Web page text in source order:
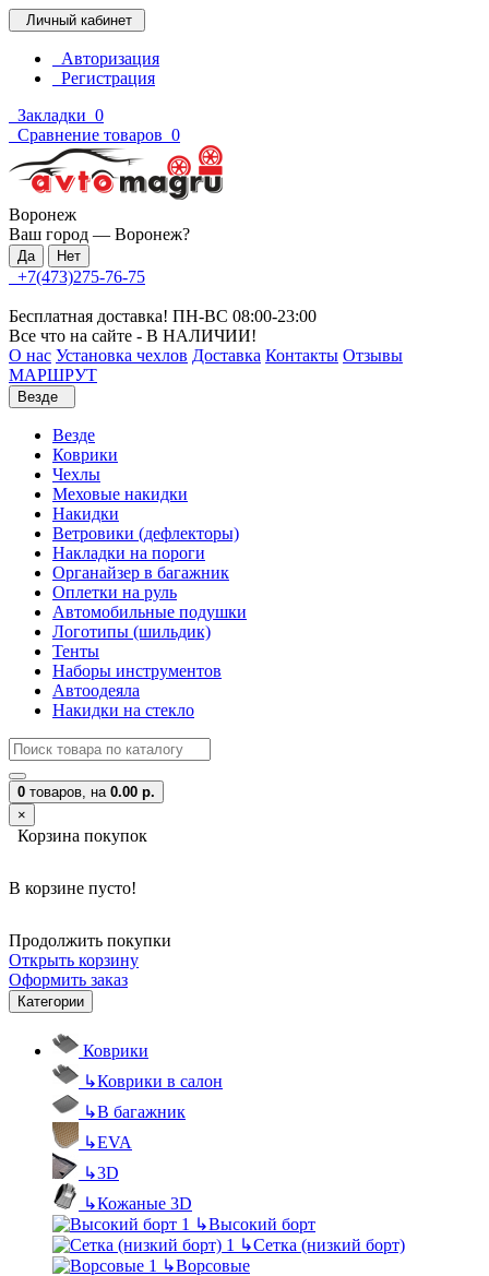
Личный кабинет
Авторизация
Регистрация
Закладки 0
Сравнение товаров 0
Воронеж
Ваш город — Воронеж?
+7(473)275-76-75
Бесплатная доставка! ПН-ВС 08:00-23:00
Все что на сайте - В НАЛИЧИИ!
О нас Установка чехлов Доставка Контакты Отзывы
МАРШРУТ
Везде
Везде
Коврики
Чехлы
Меховые накидки
Накидки
Ветровики (дефлекторы)
Накладки на пороги
Органайзер в багажник
Оплетки на руль
Автомобильные подушки
Логотипы (шильдик)
Тенты
Наборы инструментов
Автоодеяла
Накидки на стекло
0 товаров, на 0.00 р.
×
Корзина покупок
В корзине пусто!
Продолжить покупки
Открыть корзину
Оформить заказ
Категории
Коврики
↳Коврики в салон
↳В багажник
↳EVA
↳3D
↳Кожаные 3D
↳Высокий борт
↳Сетка (низкий борт)
↳Ворсовые